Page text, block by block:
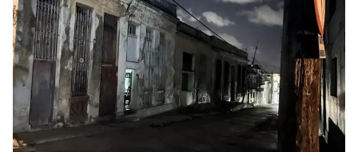
Guardar como favorito
Para poder guardar como favorito, primero has de
iniciar sesión con tu cuenta de 14ymedio.